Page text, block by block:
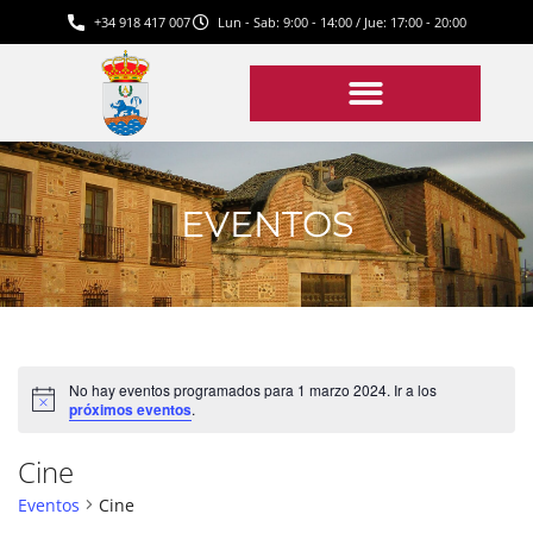
+34 918 417 007 Lun - Sab: 9:00 - 14:00 / Jue: 17:00 - 20:00
EVENTOS
Aviso
No hay eventos programados para 1 marzo 2024. Ir a los
próximos eventos.
Cine
Eventos Cine